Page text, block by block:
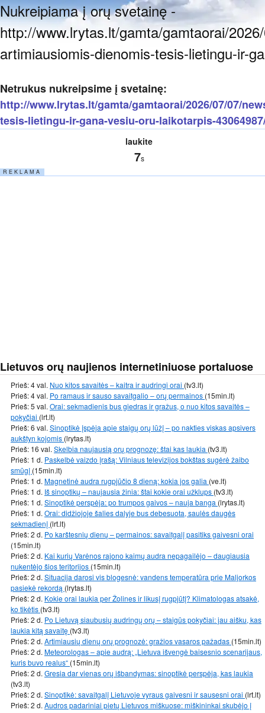
Nukreipiama į orų svetainę -
http://www.lrytas.lt/gamta/gamtaorai/
artimiausiomis-dienomis-tesis-lietingu-ir-
Netrukus nukreipsime į svetainę:
http://www.lrytas.lt/gamta/gamtaorai/2026/07/07/
tesis-lietingu-ir-gana-vesiu-oru-laikotarpis-
laukite
6s
R E K L A M A
Lietuvos orų naujienos internetiniuose portaluose
Prieš: 4 val. Nuo kitos savaitės – kaitra ir audringi orai (tv3.lt)
Prieš: 4 val. Po ramaus ir sauso savaitgalio – orų permainos (15min.lt)
Prieš: 5 val. Orai: sekmadienis bus giedras ir gražus, o nuo kitos savaitės –
pokyčiai (lrt.lt)
Prieš: 6 val. Sinoptikė įspėja apie staigų orų lūžį – po nakties viskas apsivers
aukštyn kojomis (lrytas.lt)
Prieš: 16 val. Skelbia naujausią orų prognozę: štai kas laukia (tv3.lt)
Prieš: 1 d. Paskelbė vaizdo įrašą: Vilniaus televizijos bokštas sugėrė žaibo
smūgį (15min.lt)
Prieš: 1 d. Magnetinė audra rugpjūčio 8 dieną: kokia jos galia (ve.lt)
Prieš: 1 d. Iš sinoptikų – naujausia žinia: štai kokie orai užklups (tv3.lt)
Prieš: 1 d. Sinoptikė perspėja: po trumpos gaivos – nauja banga (lrytas.lt)
Prieš: 1 d. Orai: didžiojoje šalies dalyje bus debesuota, saulės daugės
sekmadienį (lrt.lt)
Prieš: 2 d. Po karštesnių dienų – permainos: savaitgalį pasitiks gaivesni orai
(15min.lt)
Prieš: 2 d. Kai kurių Varėnos rajono kaimų audra nepagailėjo – daugiausia
nukentėjo šios teritorijos (15min.lt)
Prieš: 2 d. Situacija darosi vis blogesnė: vandens temperatūra prie Maljorkos
pasiekė rekordą (lrytas.lt)
Prieš: 2 d. Kokie orai laukia per Žolines ir likusį rugpjūtį? Klimatologas atsakė,
ko tikėtis (tv3.lt)
Prieš: 2 d. Po Lietuvą siaubusių audringų orų – staigūs pokyčiai: jau aišku, kas
laukia kitą savaitę (tv3.lt)
Prieš: 2 d. Artimiausių dienų orų prognozė: gražios vasaros pažadas (15min.lt)
Prieš: 2 d. Meteorologas – apie audrą: „Lietuva išvengė baisesnio scenarijaus,
kuris buvo realus“ (15min.lt)
Prieš: 2 d. Gresia dar vienas orų išbandymas: sinoptikė perspėja, kas laukia
(tv3.lt)
Prieš: 2 d. Sinoptikė: savaitgalį Lietuvoje vyraus gaivesni ir sausesni orai (lrt.lt)
Prieš: 2 d. Audros padariniai pietų Lietuvos miškuose: miškininkai skubėjo į